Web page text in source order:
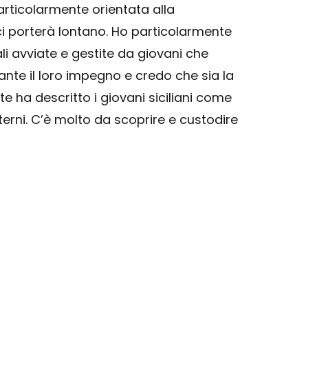
orientata alla
porterà lontano. Ho particolarmente
avviate e gestite da giovani che
il loro impegno e credo che sia la
ha descritto i giovani siciliani come
C’è molto da scoprire e custodire